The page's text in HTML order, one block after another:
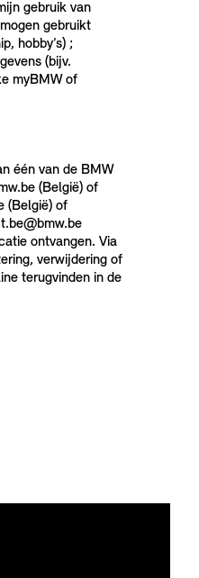
gebruik van
gebruikt
hobby’s) ;
(bijv.
myBMW of
één van de BMW
(België) of
(België) of
ontvangen. Via
verwijdering of
terugvinden in de